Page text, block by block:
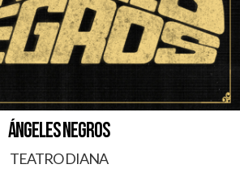
ÁNGELES NEGROS
TEATRO DIANA